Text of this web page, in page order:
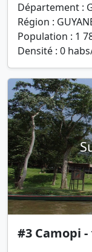
Département :
Région :
Population : 1
Densité : 0
#3 Camopi -